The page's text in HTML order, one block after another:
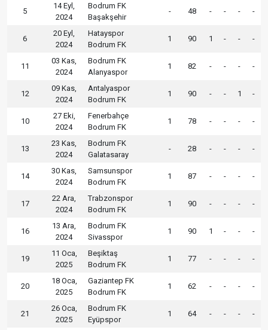
5
14 Eyl,
2024
Bodrum FK
Başakşehir
- 48 - - - -
6
20 Eyl,
2024
Hatayspor
Bodrum FK
1 90 1 - - -
11
03 Kas,
2024
Bodrum FK
Alanyaspor
1 82 - - - -
12
09 Kas,
2024
Antalyaspor
Bodrum FK
1 90 - - 1 -
10
27 Eki,
2024
Fenerbahçe
Bodrum FK
1 78 - - - -
13
23 Kas,
2024
Bodrum FK
Galatasaray
- 28 - - - -
14
30 Kas,
2024
Samsunspor
Bodrum FK
1 87 - - - -
17
22 Ara,
2024
Trabzonspor
Bodrum FK
1 90 - - - -
16
13 Ara,
2024
Bodrum FK
Sivasspor
1 90 1 - - -
19
11 Oca,
2025
Beşiktaş
Bodrum FK
1 77 - - - -
20
18 Oca,
2025
Gaziantep FK
Bodrum FK
1 62 - - - -
21
26 Oca,
2025
Bodrum FK
Eyüpspor
1 64 - - - -